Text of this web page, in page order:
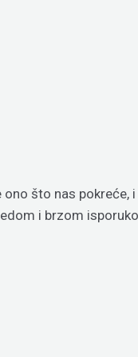
što nas pokreće,
i brzom